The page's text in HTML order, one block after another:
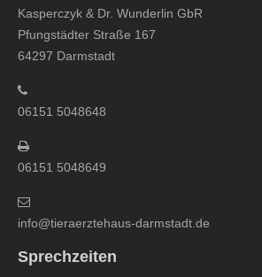
Kasperczyk & Dr. Wunderlin GbR
Pfungstädter Straße 167
64297 Darmstadt
06151 5048648
06151 5048649
info@tieraerztehaus-darmstadt.de
Sprechzeiten